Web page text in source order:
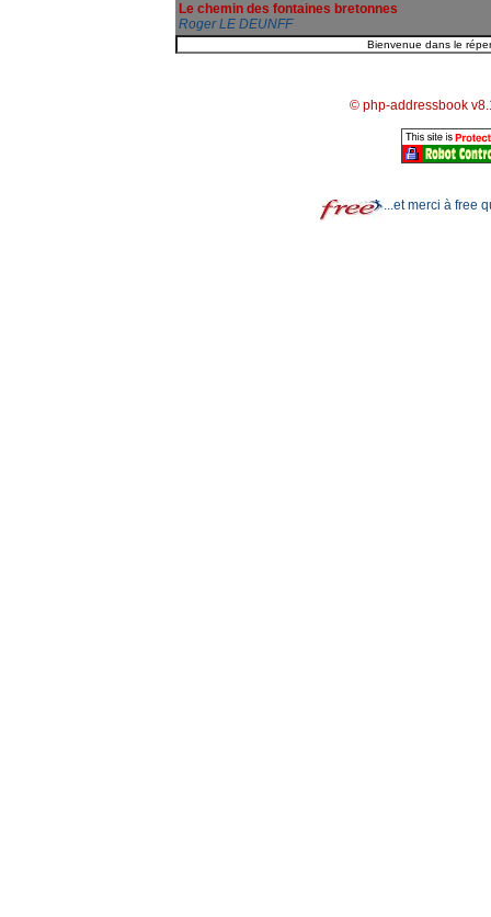
Le chemin des fontaines bretonnes
Roger LE DEUNFF
© php-addressbook
...et merci à free